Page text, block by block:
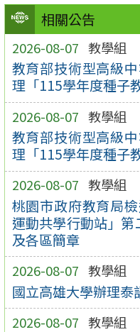
相關公告
2026-08-07 教學組
教育部技術型高級
理「115學年度種子
2026-08-07 教學組
教育部技術型高級
理「115學年度種子
2026-08-07 教學組
桃園市政府教育局
運動共學行動站」
及各區簡章
2026-08-07 教學組
國立高雄大學辦理泰
2026-08-07 教學組